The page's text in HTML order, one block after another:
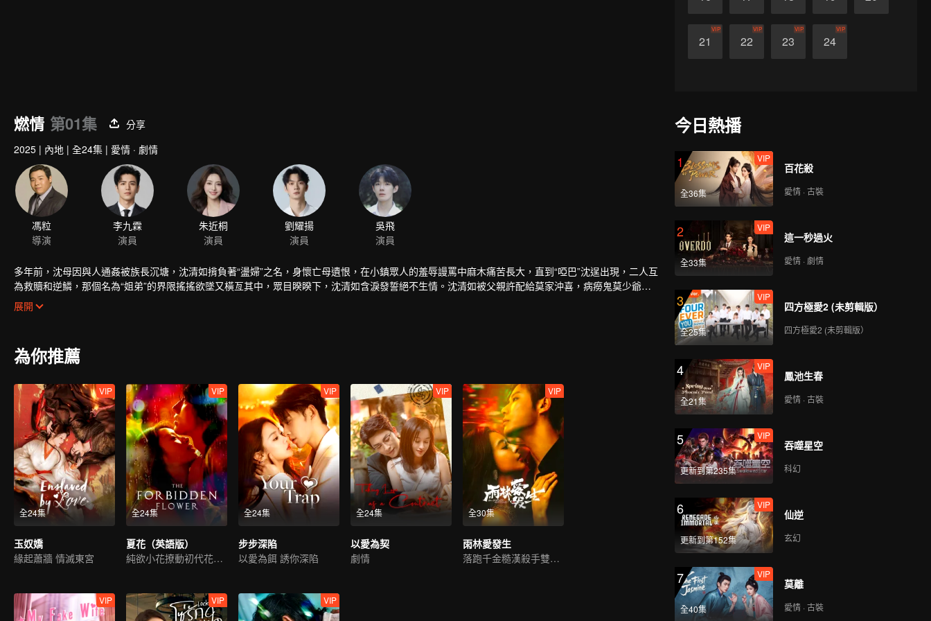
21
VIP
22
VIP
23
VIP
24
VIP
燃情 第01集
分享
2025 | 內地 | 全24集 | 愛情 · 劇情
馮粒
導演
李九霖
演員
朱近桐
演員
劉耀揚
演員
吳飛
演員
多年前，沈母因與人通姦被族長沉塘，沈清如揹負著“盪婦”之名，身懷亡母遺恨，在小鎮眾人的羞辱謾罵中麻木痛苦長大，直到“啞巴”沈逞出現，二人互
為救贖和逆鱗，那個名為“姐弟”的界限搖搖欲墜又橫亙其中，眾目睽睽下，沈清如含淚發誓絕不生情。沈清如被父親許配給莫家沖喜，病癆鬼莫少爺卻
死於大婚前夜，莫老太強逼沈清如陪葬。沈逞遭人設計以身犯險。為救沈逞，沈清如改嫁“溫柔”的族長之子。沈逞在亂葬崗九死一生，為了不能說出口
的她投入生父麾下，征戰多年，他從“啞巴糙漢”成長為冷酷“少帥”，隱姓埋名重回小鎮。
展開
為你推薦
全24集
VIP
玉奴嬌
緣起蕭牆 情滅東宮
全24集
VIP
夏花（英語版）
純欲小花撩動初代花美男
全24集
VIP
步步深陷
以愛為餌 誘你深陷
全24集
VIP
以愛為契
劇情
全30集
VIP
雨林愛發生
落跑千金糙漢殺手雙向救贖
VIP VIP VIP
今日熱播
1
全36集
VIP
百花殺
愛情 · 古裝
2
全33集
VIP
這一秒過火
愛情 · 劇情
3
全25集
VIP
四方極愛2 (未剪輯版）
四方極愛2 (未剪輯版）
4
全21集
VIP
鳳池生春
愛情 · 古裝
5
更新到第235集
VIP
吞噬星空
科幻
6
更新到第152集
VIP
仙逆
玄幻
7
全40集
VIP
莫離
愛情 · 古裝